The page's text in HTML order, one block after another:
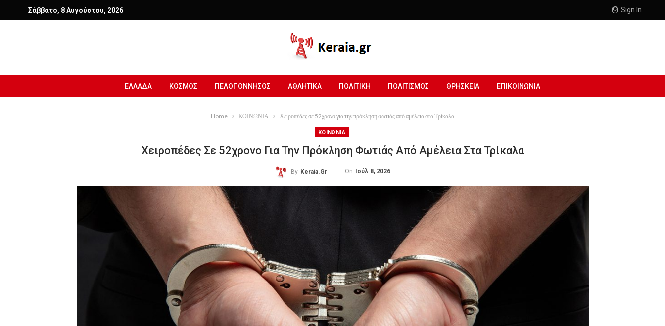
Sign In
Σάββατο, 8 Αυγούστου, 2026
ΕΛΛΑΔΑ ΚΟΣΜΟΣ ΠΕΛΟΠΟΝΝΗΣΟΣ ΑΘΛΗΤΙΚΑ ΠΟΛΙΤΙΚΗ ΠΟΛΙΤΙΣΜΟΣ ΘΡΗΣΚΕΙΑ ΕΠΙΚΟΙΝΩΝΙΑ
Home ΚΟΙΝΩΝΙΑ Χειροπέδες σε 52χρονο για την πρόκληση φωτιάς από αμέλεια στα Τρίκαλα
ΚΟΙΝΩΝΙΑ
Χειροπέδες Σε 52χρονο Για Την Πρόκληση Φωτιάς Από Αμέλεια Στα Τρίκαλα
By Keraia.gr On Ιούλ 8, 2026